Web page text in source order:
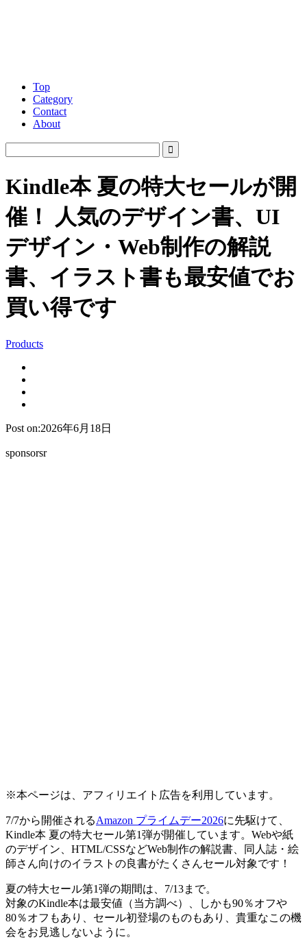
Top
Category
Contact
About
Kindle本 夏の特大セールが開
催！ 人気のデザイン書、UI
デザイン・Web制作の解説
書、イラスト書も最安値でお
買い得です
Products
Post on:2026年6月18日
sponsorsr
※本ページは、アフィリエイト広告を利用しています。
7/7から開催されるAmazon プライムデー2026に先駆けて、
Kindle本 夏の特大セール第1弾が開催しています。Webや紙
のデザイン、HTML/CSSなどWeb制作の解説書、同人誌・絵
師さん向けのイラストの良書がたくさんセール対象です！
夏の特大セール第1弾の期間は、7/13まで。
対象のKindle本は最安値（当方調べ）、しかも90％オフや
80％オフもあり
、セール初登場のものもあり、貴重なこの機
会をお見逃しないように。